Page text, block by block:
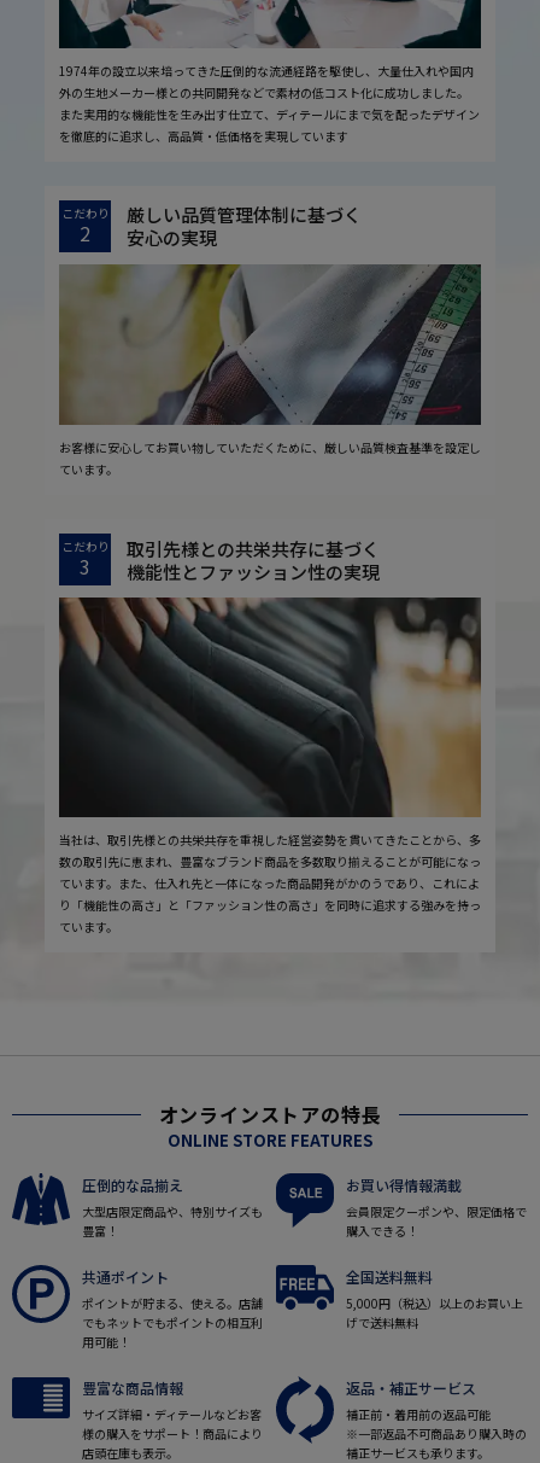
1974年の設立以来培ってきた圧倒的な流通経路を駆使し、大量仕入れや国内
外の生地メーカー様との共同開発などで素材の低コスト化に成功しました。
また実用的な機能性を生み出す仕立て、ディテールにまで気を配ったデザイン
を徹底的に追求し、高品質・低価格を実現しています
こだわり
2
厳しい品質管理体制に基づく
安心の実現
お客様に安心してお買い物していただくために、厳しい品質検査基準を設定し
ています。
こだわり
3
取引先様との共栄共存に基づく
機能性とファッション性の実現
当社は、取引先様との共栄共存を重視した経営姿勢を貫いてきたことから、多
数の取引先に恵まれ、豊富なブランド商品を多数取り揃えることが可能になっ
ています。また、仕入れ先と一体になった商品開発がかのうであり、これによ
り「機能性の高さ」と「ファッション性の高さ」を同時に追求する強みを持っ
ています。
オンラインストアの特長
ONLINE STORE FEATURES
圧倒的な品揃え
大型店限定商品や、特別サイズも
豊富！
お買い得情報満載
会員限定クーポンや、限定価格で
購入できる！
共通ポイント
ポイントが貯まる、使える。店舗
でもネットでもポイントの相互利
用可能！
全国送料無料
5,000円（税込）以上のお買い上
げで送料無料
豊富な商品情報
サイズ詳細・ディテールなどお客
様の購入をサポート！商品により
店頭在庫も表示。
返品・補正サービス
補正前・着用前の返品可能
※一部返品不可商品あり購入時の
補正サービスも承ります。